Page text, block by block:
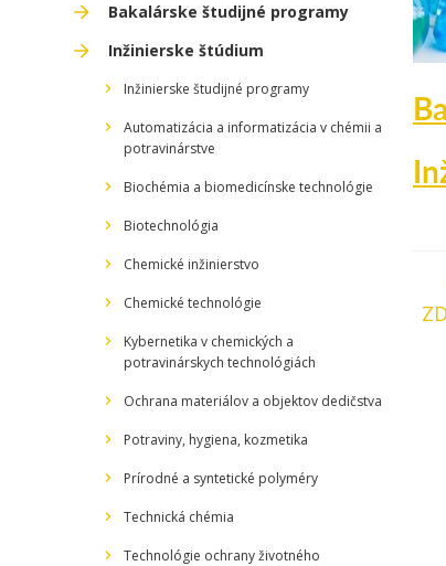
Bakalárske študijné programy
Inžinierske štúdium
Inžinierske študijné programy
Automatizácia a informatizácia v chémii a
potravinárstve
Biochémia a biomedicínske technológie
Biotechnológia
Chemické inžinierstvo
Chemické technológie
Kybernetika v chemických a
potravinárskych technológiách
Ochrana materiálov a objektov dedičstva
Potraviny, hygiena, kozmetika
Prírodné a syntetické polyméry
Technická chémia
Technológie ochrany životného